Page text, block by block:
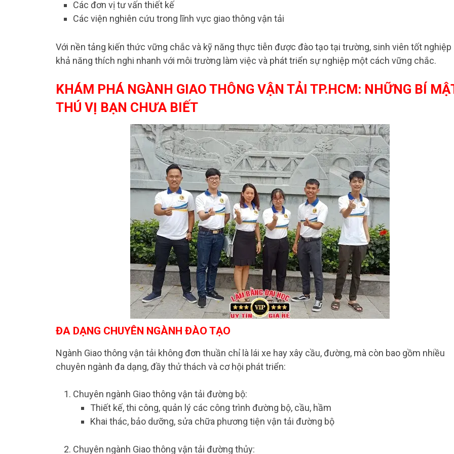
Các đơn vị tư vấn thiết kế
Các viện nghiên cứu trong lĩnh vực giao thông vận tải
Với nền tảng kiến thức vững chắc và kỹ năng thực tiễn được đào tạo tại trường, sinh viên tốt nghiệp
khả năng thích nghi nhanh với môi trường làm việc và phát triển sự nghiệp một cách vững chắc.
KHÁM PHÁ NGÀNH GIAO THÔNG VẬN TẢI TP.HCM: NHỮNG BÍ
THÚ VỊ BẠN CHƯA BIẾT
ĐA DẠNG CHUYÊN NGÀNH ĐÀO TẠO
Ngành Giao thông vận tải không đơn thuần chỉ là lái xe hay xây cầu, đường, mà còn bao gồm nhiều
chuyên ngành đa dạng, đầy thử thách và cơ hội phát triển:
Chuyên ngành Giao thông vận tải đường bộ:
Thiết kế, thi công, quản lý các công trình đường bộ, cầu, hầm
Khai thác, bảo dưỡng, sửa chữa phương tiện vận tải đường bộ
Chuyên ngành Giao thông vận tải đường thủy: